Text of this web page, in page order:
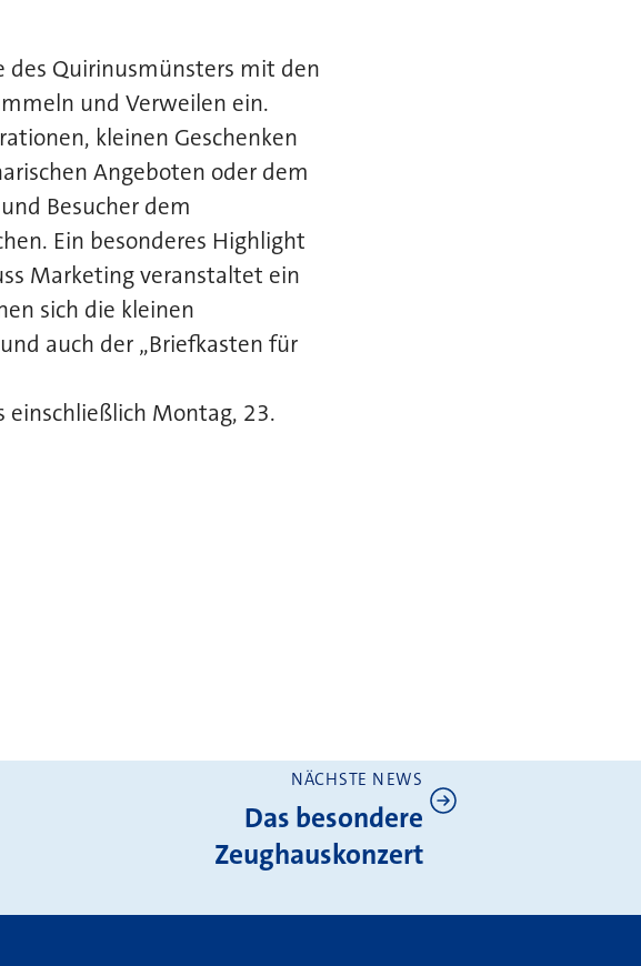
des Quirinusmünsters mit den
und Verweilen ein.
kleinen Geschenken
Angeboten oder dem
Besucher dem
Ein besonderes Highlight
Marketing veranstaltet ein
sich die kleinen
auch der „Briefkasten für
einschließlich Montag, 23.
NÄCHSTE NEWS
Das besondere
Zeughauskonzert